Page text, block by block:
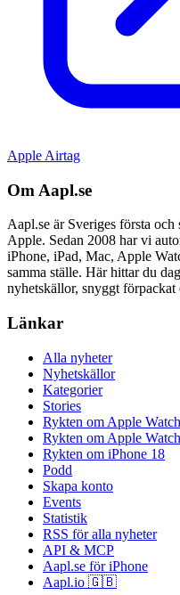
Apple Airtag
Om Aapl.se
Aapl.se är Sveriges första
Apple. Sedan 2008 har vi
iPhone, iPad, Mac, Apple
samma ställe. Här hittar du
nyhetskällor, snyggt förpackat
Länkar
Alla nyheter
Nyhetskällor
Kategorier
Stories
Rykten om Apple
Rykten om Apple
Rykten om iPhone 18
Podd
Skapa konto
Events
Statistik
RSS för alla nyheter
API & MCP
Aapl.se för iPhone
Aapl.io 🇬🇧